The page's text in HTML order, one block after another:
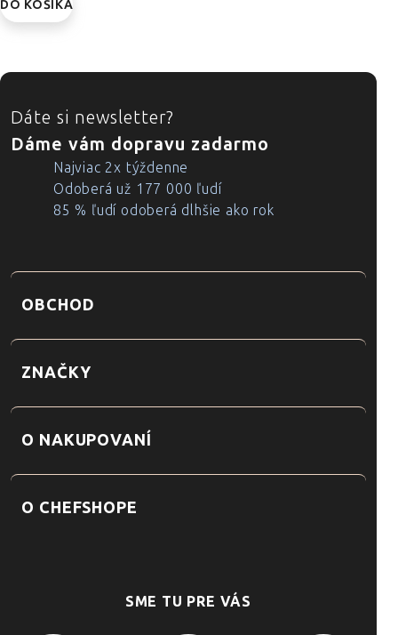
DO KOŠÍKA
ZÁPÄTIE
Dáte si newsletter?
Dáme vám dopravu zadarmo
Najviac 2x týždenne
Odoberá už 177 000 ľudí
85 % ľudí odoberá dlhšie ako rok
OBCHOD
ZNAČKY
O NAKUPOVANÍ
O CHEFSHOPE
SME TU PRE VÁS